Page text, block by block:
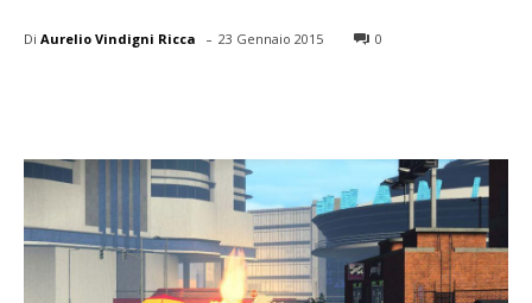
Di Aurelio Vindigni Ricca - 23 Gennaio 2015 0